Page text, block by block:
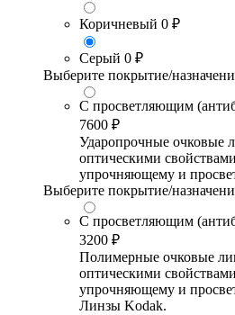
Коричневый 0 ₽
Серый 0 ₽
Выберите покрытие/
С просветляющим
7600 ₽
Ударопрочные очковые
оптическими
упрочняющему и
Выберите покрытие/
С просветляющим
3200 ₽
Полимерные очковые
оптическими
упрочняющему и
Линзы Kodak.